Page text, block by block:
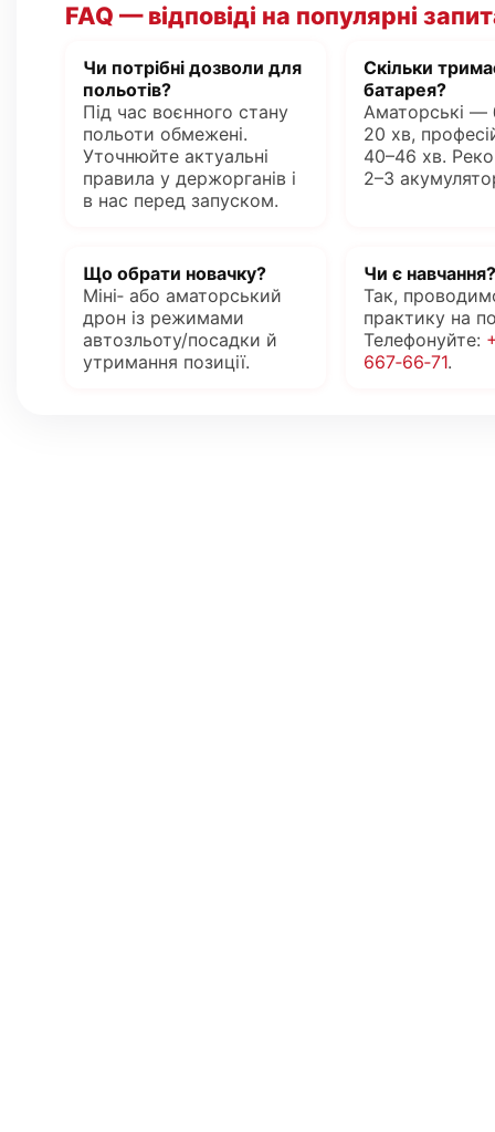
FAQ — відповіді на популярні
Чи потрібні дозволи для
польотів?
Під час воєнного стану
польоти обмежені.
Уточнюйте актуальні
правила у держорганів і
в нас перед запуском.
Скільки
батарея?
Аматорські —
20 хв,
40–46 хв.
2–3
Що обрати новачку?
Міні‑ або аматорський
дрон із режимами
автозльоту/посадки й
утримання позиції.
Чи є навчання?
Так,
практику на
Телефонуйте:
667‑66‑71.